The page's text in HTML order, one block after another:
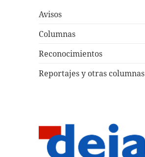
Avisos
Columnas
Reconocimientos
Reportajes y otras columnas